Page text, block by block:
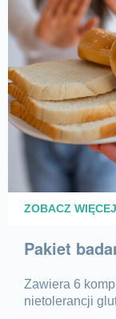
ZOBACZ WIĘCEJ
Pakiet
Zawiera 6
nietolerancji